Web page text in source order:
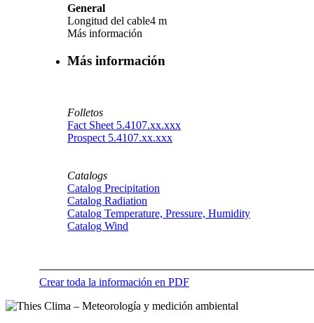
General
Longitud del cable4 m
Más información
Más información
Folletos
Fact Sheet 5.4107.xx.xxx
Prospect 5.4107.xx.xxx
Catalogs
Catalog Precipitation
Catalog Radiation
Catalog Temperature, Pressure, Humidity
Catalog Wind
Crear toda la información en PDF